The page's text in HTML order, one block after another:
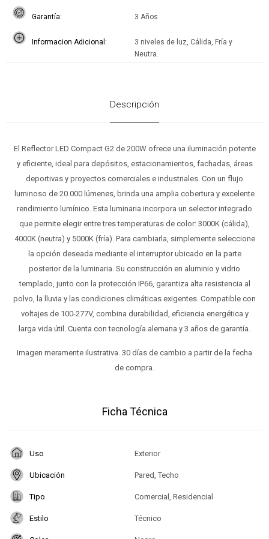
Garantía 3 Años
Informacion Adicional
3 niveles de luz, Cálida, Fría y
Neutra.
Descripción
El Reflector LED Compact G2 de 200W ofrece una iluminación potente
y eficiente, ideal para depósitos, estacionamientos, fachadas, áreas
deportivas y proyectos comerciales e industriales. Con un flujo
luminoso de 20.000 lúmenes, brinda una amplia cobertura y excelente
rendimiento lumínico. Esta luminaria incorpora un selector integrado
que permite elegir entre tres temperaturas de color: 3000K (cálida),
4000K (neutra) y 5000K (fría). Para cambiarla, simplemente seleccione
la opción deseada mediante el interruptor ubicado en la parte
posterior de la luminaria. Su construcción en aluminio y vidrio
templado, junto con la protección IP66, garantiza alta resistencia al
polvo, la lluvia y las condiciones climáticas exigentes. Compatible con
voltajes de 100-277V, combina durabilidad, eficiencia energética y
larga vida útil. Cuenta con tecnología alemana y 3 años de garantía.
Imagen meramente ilustrativa. 30 días de cambio a partir de la fecha
de compra.
Ficha Técnica
Uso Exterior
Ubicación Pared, Techo
Tipo Comercial, Residencial
Estilo Técnico